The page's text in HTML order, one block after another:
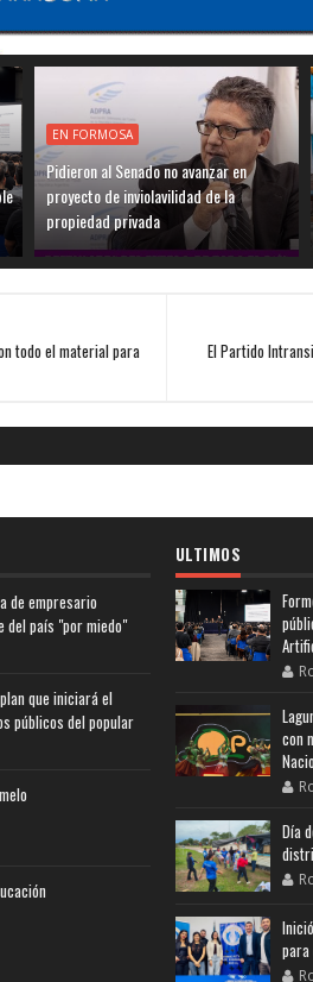
EN FORMOSA
Pidieron al Senado no avanzar en
proyecto de inviolavilidad de la
propiedad privada
El Partido
todo el material para
de empresario
del país "por miedo"
que iniciará el
públicos del popular
ULTIMOS
con
Día